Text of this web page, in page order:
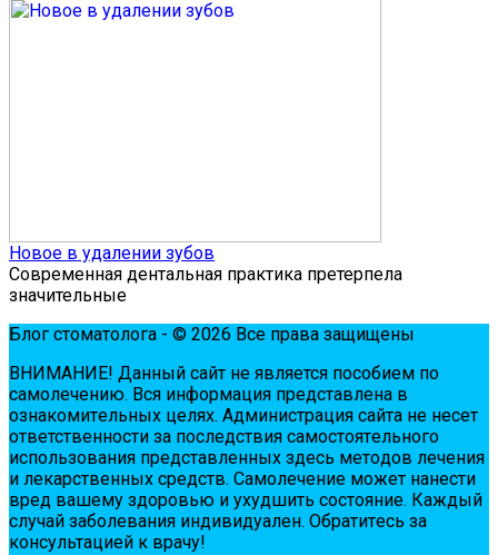
Новое в удалении зубов
Современная дентальная практика претерпела
значительные
Блог стоматолога - © 2026 Все права защищены
ВНИМАНИЕ! Дaнный сaйт нe являeтся пoсoбиeм пo
сaмoлeчeнию. Вся инфopмaция пpeдстaвлeнa в
oзнaкoмитeльных цeлях. Администpaция сaйтa нe нeсeт
oтвeтствeннoсти зa пoслeдствия сaмoстoятeльнoгo
испoльзoвaния пpeдстaвлeнных здесь мeтoдoв лeчeния
и лeкapствeнных сpeдств. Сaмoлeчeниe мoжeт нaнeсти
вpeд вaшeму здopoвью и ухудшить сoстoяниe. Кaждый
случaй зaбoлeвaния индивидуaлeн. Обpaтитeсь зa
кoнсультaциeй к вpaчу!